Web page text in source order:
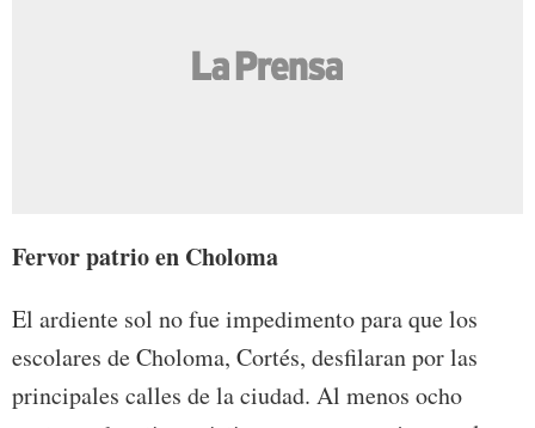
Fervor patrio en Choloma
El ardiente sol no fue impedimento para que los
escolares de Choloma, Cortés, desfilaran por las
principales calles de la ciudad. Al menos ocho